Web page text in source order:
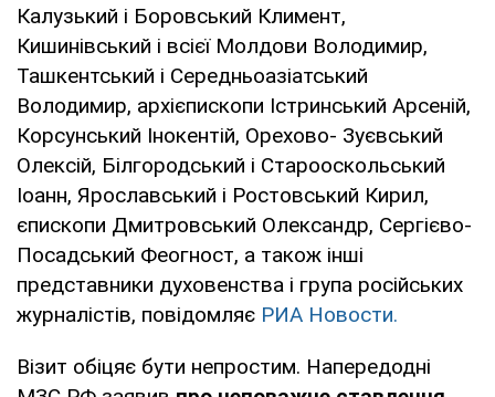
Калузький і Боровський Климент,
Кишинівський і всієї Молдови Володимир,
Ташкентський і Середньоазіатський
Володимир, архієпископи Істринський Арсеній,
Корсунський Інокентій, Орехово- Зуєвський
Олексій, Білгородський і Старооскольський
Іоанн, Ярославський і Ростовський Кирил,
єпископи Дмитровський Олександр, Сергієво-
Посадський Феогност, а також інші
представники духовенства і група російських
журналістів, повідомляє РИА Новости.
Візит обіцяє бути непростим. Напередодні